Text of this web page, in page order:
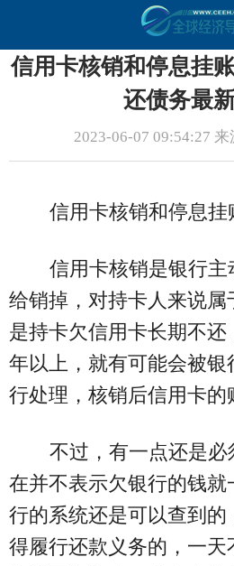
信用卡核销和停息挂
还债务最
2023-06-07 09:54:27
信用卡核销和停息挂
信用卡核销是银行
给销掉，对持卡人来说属
是持卡欠信用卡长期不还
年以上，就有可能会被银
行处理，核销后信用卡的
不过，有一点还是
在并不表示欠银行的钱就
行的系统还是可以查到的
得履行还款义务的，一天